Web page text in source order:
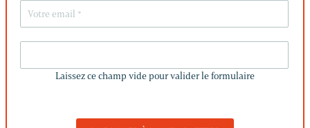
CHAMP
Laissez ce champ vide pour valider le formulaire